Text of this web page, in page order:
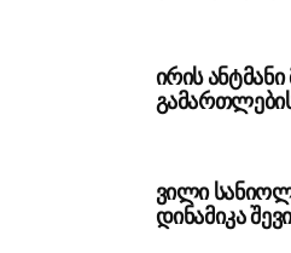
ირის
ვილი
დინამიკა